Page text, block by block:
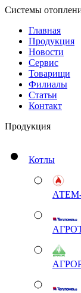
Системы
Главная
Продукция
Новости
Сервис
Товарищи
Филиалы
Статьи
Контакт
Продукция
Котлы